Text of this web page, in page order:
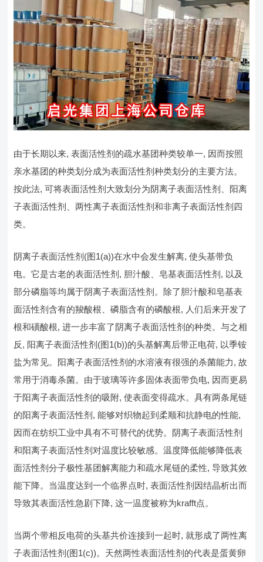
由于长期以来, 表面活性剂的疏水基团种类较单一, 因而按照
亲水基团的种类划分成为表面活性剂种类划分的主要方法。
按此法, 可将表面活性剂大致划分为阴离子表面活性剂、阳离
子表面活性剂、两性离子表面活性剂和非离子表面活性剂四
类。
阴离子表面活性剂(图1(a))在水中会发生解离, 使头基带负
电。它是古老的表面活性剂, 胆汁酸、皂基表面活性剂, 以及
部分磷脂等均属于阴离子表面活性剂。除了胆汁酸和皂基表
面活性剂含有的羧酸根、磷脂含有的磷酸根, 人们后来开发了
根和磺酸根, 进一步丰富了阴离子表面活性剂的种类。与之相
反, 阳离子表面活性剂(图1(b))的头基解离后带正电荷, 以季铵
盐为常见。阳离子表面活性剂的水溶液有很强的杀菌能力, 故
常用于消毒杀菌。由于玻璃等许多固体表面带负电, 因而更易
于阳离子表面活性剂的吸附, 使表面变得疏水。具有两条尾链
的阳离子表面活性剂, 能够对织物起到柔顺和抗静电的性能,
因而在纺织工业中具有不可替代的优势。阴离子表面活性剂
和阳离子表面活性剂对温度比较敏感。温度降低能够降低表
面活性剂分子极性基团解离能力和疏水尾链的柔性, 导致其效
能下降。当温度达到一个临界点时, 表面活性剂因结晶析出而
导致其表面活性急剧下降, 这一温度被称为krafft点。
当两个带相反电荷的头基共价连接到一起时, 就形成了两性离
子表面活性剂(图1(c))。天然两性表面活性剂的代表是蛋黄卵